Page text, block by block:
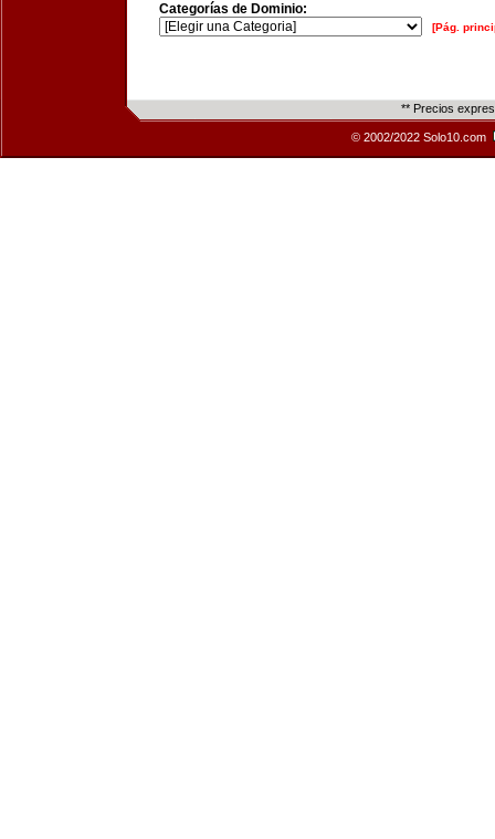
Categorías de Dominio:
[Pág.
** Precios
© 2002/2022 Solo10.com